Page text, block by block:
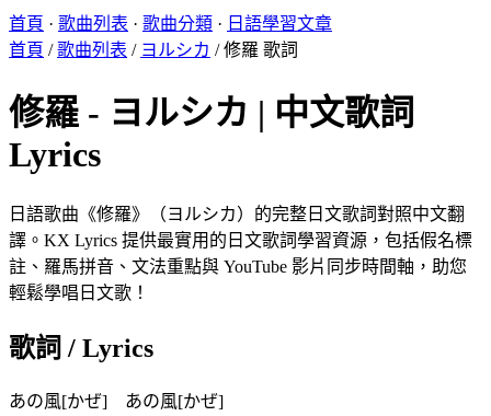
首頁 · 歌曲列表 · 歌曲分類 · 日語學習文章
首頁 /歌曲列表 / ヨルシカ /修羅 歌詞
修羅 - ヨルシカ | 中文歌詞
Lyrics
日語歌曲《修羅》（ヨルシカ）的完整日文歌詞對照中文翻
譯。KX Lyrics 提供最實用的日文歌詞學習資源，包括假名標
註、羅馬拼音、文法重點與 YouTube 影片同步時間軸，助您
輕鬆學唱日文歌！
歌詞 / Lyrics
あの風[かぜ] あの風[かぜ]